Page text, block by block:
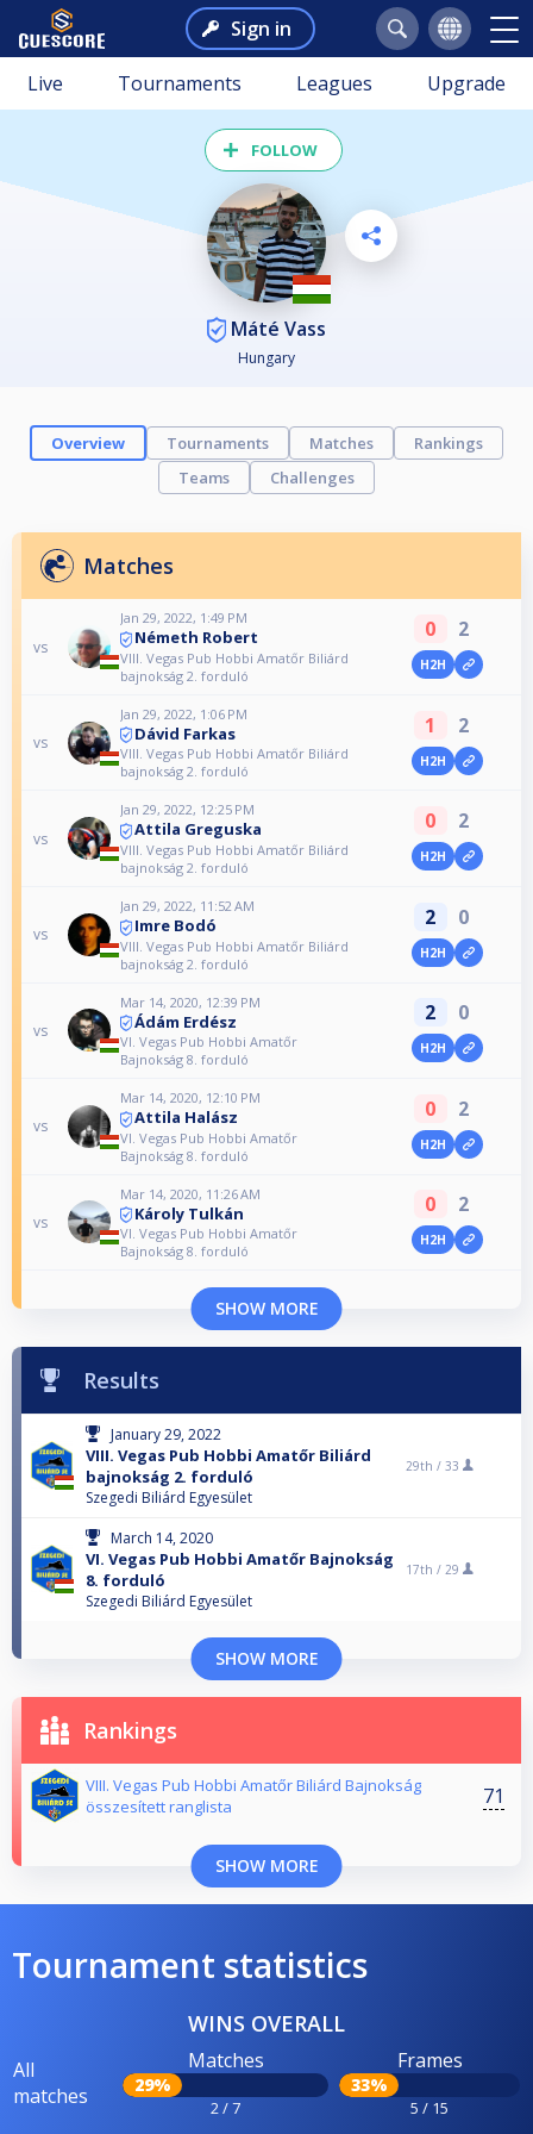
Sign in
Live Tournaments Leagues Upgrade
FOLLOW
Máté Vass
Hungary
Overview Tournaments Matches
Rankings
Teams
Challenges
Matches
vs
Jan 29, 2022, 1:49 PM
Németh Robert
VIII. Vegas Pub Hobbi Amatőr Biliárd
bajnokság 2. forduló
0 2
H2H
vs
Jan 29, 2022, 1:06 PM
Dávid Farkas
VIII. Vegas Pub Hobbi Amatőr Biliárd
bajnokság 2. forduló
1 2
H2H
vs
Jan 29, 2022, 12:25 PM
Attila Greguska
VIII. Vegas Pub Hobbi Amatőr Biliárd
bajnokság 2. forduló
0 2
H2H
vs
Jan 29, 2022, 11:52 AM
Imre Bodó
VIII. Vegas Pub Hobbi Amatőr Biliárd
bajnokság 2. forduló
2 0
H2H
vs
Mar 14, 2020, 12:39 PM
Ádám Erdész
VI. Vegas Pub Hobbi Amatőr
Bajnokság 8. forduló
2 0
H2H
vs
Mar 14, 2020, 12:10 PM
Attila Halász
VI. Vegas Pub Hobbi Amatőr
Bajnokság 8. forduló
0 2
H2H
vs
Mar 14, 2020, 11:26 AM
Károly Tulkán
VI. Vegas Pub Hobbi Amatőr
Bajnokság 8. forduló
0 2
H2H
SHOW MORE
Results
January 29, 2022
VIII. Vegas Pub Hobbi Amatőr Biliárd
bajnokság 2. forduló
Szegedi Biliárd Egyesület
29th / 33
March 14, 2020
VI. Vegas Pub Hobbi Amatőr Bajnokság
8. forduló
Szegedi Biliárd Egyesület
17th / 29
SHOW MORE
Rankings
VIII. Vegas Pub Hobbi Amatőr Biliárd Bajnokság
összesített ranglista
71
SHOW MORE
Tournament statistics
WINS OVERALL
All
matches
Matches
29%
2 / 7
Frames
33%
5 / 15